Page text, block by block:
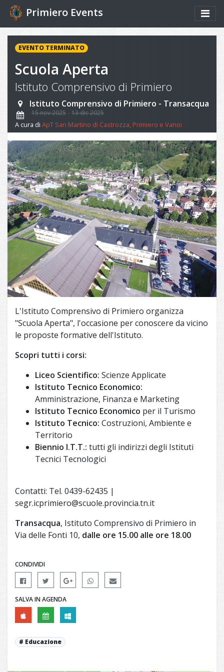
Primiero Events
EVENTO TERMINATO
Scuola Aperta
Istituto Comprensivo di Primiero
Istituto Comprensivo di Primiero - Transacqua
15 nov 2025 13 dic 2025
A cura di ApT San Martino di Castrozza, Primiero e Vanoi
L'Istituto Comprensivo di Primiero organizza
"Scuola Aperta", l'occasione per conoscere da vicino
le proposte formative dell'Istituto.
Scopri tutti i corsi:
Liceo Scientifico: Scienze Applicate
Istituto Tecnico Economico:
Amministrazione, Finanza e Marketing
Istituto Tecnico Economico per il Turismo
Istituto Tecnico: Costruzioni, Ambiente e
Territorio
Biennio I.T.T.: tutti gli indirizzi degli Istituti
Tecnici Tecnologici
Contatti: Tel. 0439-62435 |
segr.icprimiero@scuole.provincia.tn.it
Transacqua, Istituto Comprensivo di Primiero in
Via delle Fonti 10, dalle ore 15.00 alle ore 18.00
CONDIVIDI
SALVA IN AGENDA
Educazione